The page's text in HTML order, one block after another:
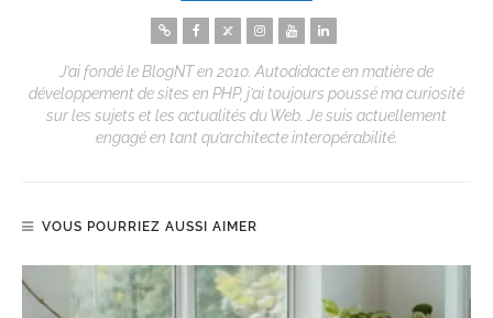
J’ai fondé le BlogNT en 2010. Autodidacte en matière de
développement de sites en PHP, j’ai toujours poussé ma curiosité
sur les sujets et les actualités du Web. Je suis actuellement
engagé en tant qu’architecte interopérabilité.
VOUS POURRIEZ AUSSI AIMER